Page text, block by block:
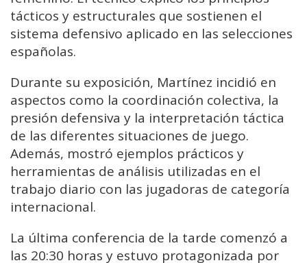
tácticos y estructurales que sostienen el
sistema defensivo aplicado en las selecciones
españolas.
Durante su exposición, Martínez incidió en
aspectos como la coordinación colectiva, la
presión defensiva y la interpretación táctica
de las diferentes situaciones de juego.
Además, mostró ejemplos prácticos y
herramientas de análisis utilizadas en el
trabajo diario con las jugadoras de categoría
internacional.
La última conferencia de la tarde comenzó a
las 20:30 horas y estuvo protagonizada por